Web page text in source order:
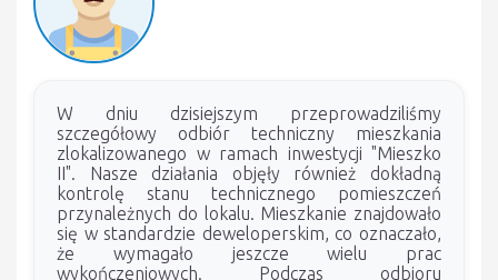
W dniu dzisiejszym przeprowadziliśmy
szczegółowy odbiór techniczny mieszkania
zlokalizowanego w ramach inwestycji "Mieszko
II". Nasze działania objęły również dokładną
kontrolę stanu technicznego pomieszczeń
przynależnych do lokalu. Mieszkanie znajdowało
się w standardzie deweloperskim, co oznaczało,
że wymagało jeszcze wielu prac
wykończeniowych. Podczas odbioru